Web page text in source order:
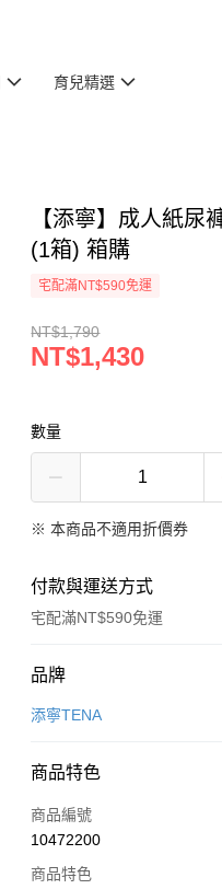
育兒精選
【添寧】成人紙尿
(1箱) 箱購
宅配滿NT$590免運
NT$1,790
NT$1,430
數量
※ 本商品不適用折價券
付款與運送方式
宅配滿NT$590免運
付款方式
信用卡一次付款
街口支付
悠遊付
品牌
添寧TENA
商品特色
商品編號
10472200
商品特色